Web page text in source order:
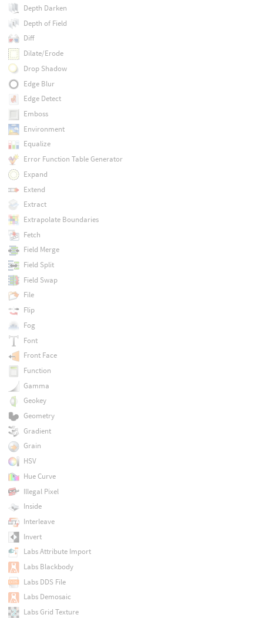
Depth Darken
Depth of Field
Diff
Dilate/Erode
Drop Shadow
Edge Blur
Edge Detect
Emboss
Environment
Equalize
Error Function Table Generator
Expand
Extend
Extract
Extrapolate Boundaries
Fetch
Field Merge
Field Split
Field Swap
File
Flip
Fog
Font
Front Face
Function
Gamma
Geokey
Geometry
Gradient
Grain
HSV
Hue Curve
Illegal Pixel
Inside
Interleave
Invert
Labs Attribute Import
Labs Blackbody
Labs DDS File
Labs Demosaic
Labs Grid Texture